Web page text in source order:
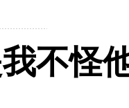
不怪